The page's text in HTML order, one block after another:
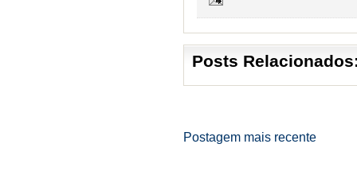
Posts
Postagem mais recente